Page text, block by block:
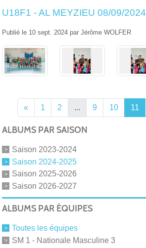
U18F1 - AL MEYZIEU 08/09/2024
Publié le 10 sept. 2024 par Jérôme WOLFER
« 1 2 ... 9 10 11
ALBUMS PAR SAISON
Saison 2023-2024
Saison 2024-2025
Saison 2025-2026
Saison 2026-2027
ALBUMS PAR ÉQUIPES
Toutes les équipes
SM 1 - Nationale Masculine 3